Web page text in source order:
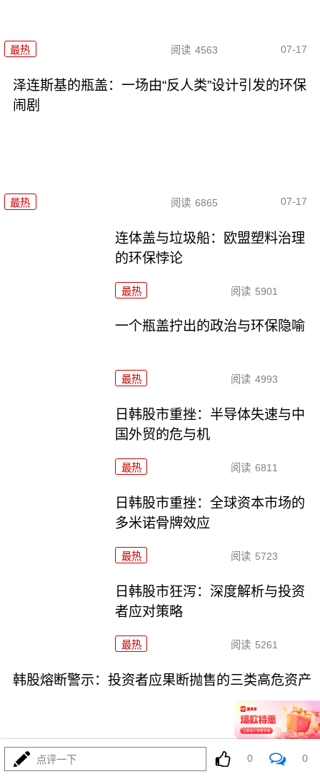
最热 阅读 4563 07-17
泽连斯基的瓶盖：一场由“反人类”设计引发的环保
闹剧
最热 阅读 6865 07-17
连体盖与垃圾船：欧盟塑料治理
的环保悖论
最热 阅读 5901
一个瓶盖拧出的政治与环保隐喻
最热 阅读 4993
日韩股市重挫：半导体失速与中
国外贸的危与机
最热 阅读 6811
日韩股市重挫：全球资本市场的
多米诺骨牌效应
最热 阅读 5723
日韩股市狂泻：深度解析与投资
者应对策略
最热 阅读 5261
韩股熔断警示：投资者应果断抛售的三类高危资产
点评一下 0 0